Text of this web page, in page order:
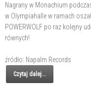
Nagrany w Monachium
w Olympiahalle w ramach
POWERWOLF po raz kolejny
równych!
źródło: Napalm Records
Czytaj dalej...